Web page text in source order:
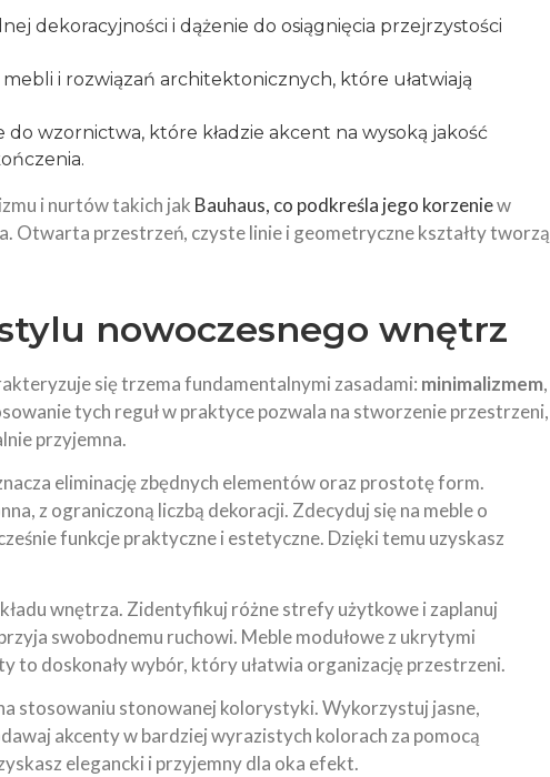
dekoracyjności i dążenie do osiągnięcia przejrzystości
i rozwiązań architektonicznych, które ułatwiają
do wzornictwa, które kładzie akcent na wysoką jakość
i nurtów takich jak Bauhaus, co podkreśla jego korzeniew
Otwarta przestrzeń, czyste linie i geometryczne kształty tworzą
nowoczesnego wnętrz
się trzema fundamentalnymi zasadami: minimalizmem,
tych reguł w praktyce pozwala na stworzenie przestrzeni,
przyjemna.
eliminację zbędnych elementów oraz prostotę form.
z ograniczoną liczbą dekoracji. Zdecyduj się na meble o
funkcje praktyczne i estetyczne. Dzięki temu uzyskasz
wnętrza. Zidentyfikuj różne strefy użytkowe i zaplanuj
swobodnemu ruchowi. Meble modułowe z ukrytymi
to doskonały wybór, który ułatwia organizację przestrzeni.
stosowaniu stonowanej kolorystyki. Wykorzystuj jasne,
akcenty w bardziej wyrazistych kolorach za pomocą
elegancki i przyjemny dla oka efekt.